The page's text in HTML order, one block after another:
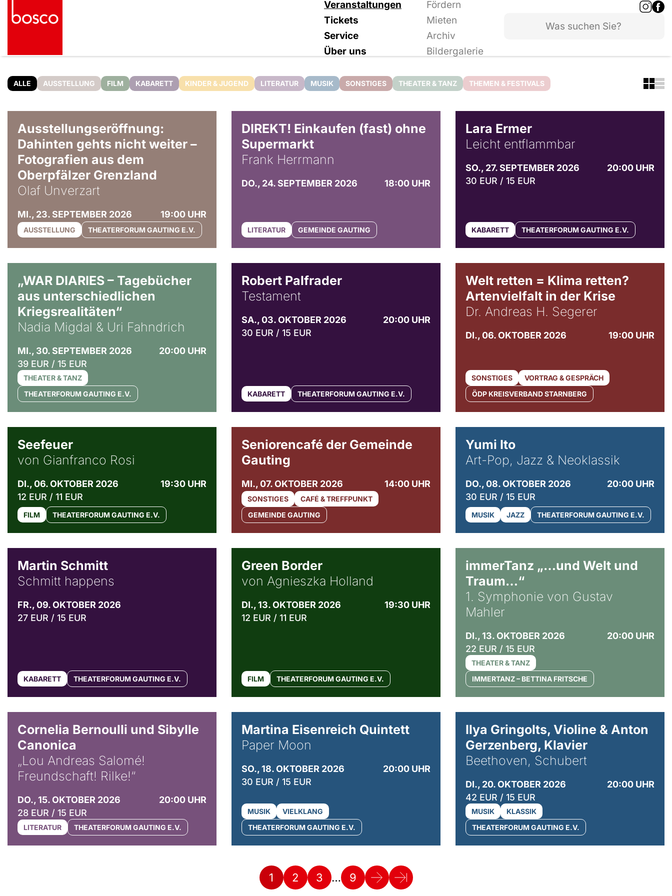
Veranstaltungen
Fördern
Tickets
Mieten
Service
Archiv
Über uns
Bildergalerie
ALLE AUSSTELLUNG FILM KABARETT KINDER & JUGEND LITERATUR MUSIK SONSTIGES THEATER & TANZ THEMEN & FESTIVALS
Ausstellungseröffnung:
Dahinten gehts nicht weiter –
Fotografien aus dem
Oberpfälzer Grenzland
Olaf Unverzart
MI., 23. SEPTEMBER 2026 19:00 UHR
AUSSTELLUNG THEATERFORUM GAUTING E.V.
DIREKT! Einkaufen (fast) ohne
Supermarkt
Frank Herrmann
DO., 24. SEPTEMBER 2026 18:00 UHR
LITERATUR GEMEINDE GAUTING
Lara Ermer
Leicht entflammbar
SO., 27. SEPTEMBER 2026
20:00 UHR
30 EUR / 15 EUR
KABARETT THEATERFORUM GAUTING E.V.
„WAR DIARIES – Tagebücher
aus unterschiedlichen
Kriegsrealitäten“
Nadia Migdal & Uri Fahndrich
MI., 30. SEPTEMBER 2026
20:00 UHR
39 EUR / 15 EUR
THEATER & TANZ
THEATERFORUM GAUTING E.V.
Robert Palfrader
Testament
SA., 03. OKTOBER 2026
20:00 UHR
30 EUR / 15 EUR
KABARETT THEATERFORUM GAUTING E.V.
Welt retten = Klima retten?
Artenvielfalt in der Krise
Dr. Andreas H. Segerer
DI., 06. OKTOBER 2026 19:00 UHR
SONSTIGES
VORTRAG & GESPRÄCH
ÖDP KREISVERBAND STARNBERG
Seefeuer
von Gianfranco Rosi
DI., 06. OKTOBER 2026
19:30 UHR
12 EUR / 11 EUR
FILM THEATERFORUM GAUTING E.V.
Seniorencafé der Gemeinde
Gauting
MI., 07. OKTOBER 2026 14:00 UHR
SONSTIGES
CAFÉ & TREFFPUNKT
GEMEINDE GAUTING
Yumi Ito
Art-Pop, Jazz & Neoklassik
DO., 08. OKTOBER 2026
20:00 UHR
30 EUR / 15 EUR
MUSIK JAZZ THEATERFORUM GAUTING E.V.
Martin Schmitt
Schmitt happens
FR., 09. OKTOBER 2026
27 EUR / 15 EUR
KABARETT THEATERFORUM GAUTING E.V.
Green Border
von Agnieszka Holland
DI., 13. OKTOBER 2026
19:30 UHR
12 EUR / 11 EUR
FILM THEATERFORUM GAUTING E.V.
immerTanz „…und Welt und
Traum…“
1. Symphonie von Gustav
Mahler
DI., 13. OKTOBER 2026
20:00 UHR
22 EUR / 15 EUR
THEATER & TANZ
IMMERTANZ – BETTINA FRITSCHE
Cornelia Bernoulli und Sibylle
Canonica
„Lou Andreas Salomé!
Freundschaft! Rilke!“
DO., 15. OKTOBER 2026
20:00 UHR
28 EUR / 15 EUR
LITERATUR THEATERFORUM GAUTING E.V.
Martina Eisenreich Quintett
Paper Moon
SO., 18. OKTOBER 2026
20:00 UHR
30 EUR / 15 EUR
MUSIK
VIELKLANG
THEATERFORUM GAUTING E.V.
Ilya Gringolts, Violine & Anton
Gerzenberg, Klavier
Beethoven, Schubert
DI., 20. OKTOBER 2026
20:00 UHR
42 EUR / 15 EUR
MUSIK
KLASSIK
THEATERFORUM GAUTING E.V.
1 2 3 … 9